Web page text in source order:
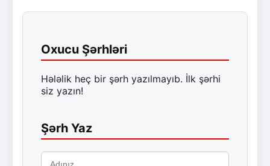
Oxucu Şərhləri
Hələlik heç bir şərh yazılmayıb. İlk şərhi
siz yazın!
Şərh Yaz